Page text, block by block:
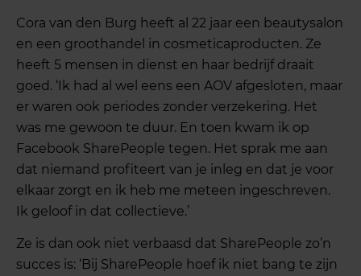
Cora van den Burg heeft al 22 jaar een beautysalon
en een groothandel in cosmeticaproducten. Ze
heeft 5 mensen in dienst en haar bedrijf draait
goed. ‘Ik had al wel eens een AOV afgesloten, maar
er waren ook periodes zonder verzekering. Het
was me gewoon te duur. En toen kwam ik op
Facebook SharePeople tegen. Het sprak me aan
dat niemand profiteert van je inleg en dat je voor
elkaar zorgt en ik heb me meteen ingeschreven.
Ik geloof in dat collectieve.’
Ze is dan ook niet verbaasd dat SharePeople zo’n
succes is: ‘Bij SharePeople hoef ik niet bang te zijn